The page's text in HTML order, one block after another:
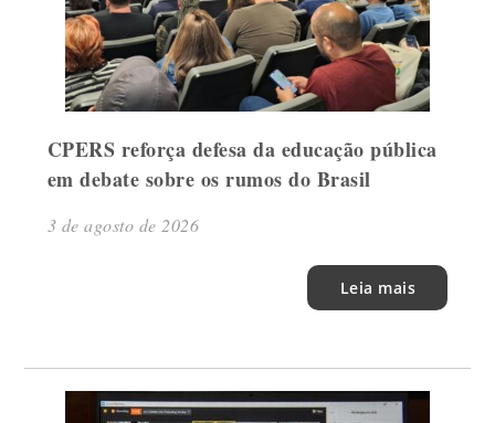
CPERS reforça defesa da educação pública
em debate sobre os rumos do Brasil
3 de agosto de 2026
Leia mais